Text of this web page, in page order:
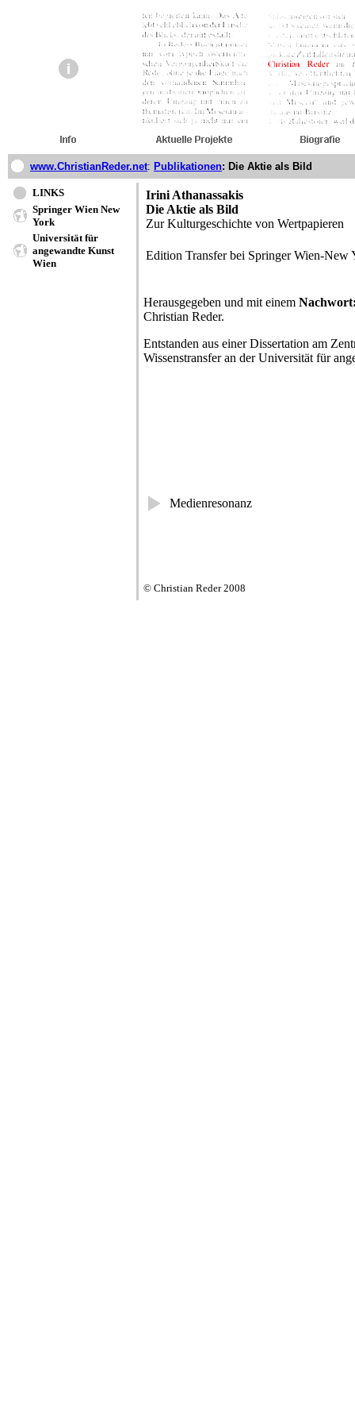
www.ChristianReder.net: Publikationen: Die Aktie als Bild
LINKS
Springer Wien New
York
Universität für
angewandte Kunst
Wien
Irini Athanassakis
Die Aktie als Bild
Zur Kulturgeschichte von Wertpapieren
Edition Transfer bei Springer Wien-New
Herausgegeben und mit einem
Christian Reder.
Entstanden aus einer Dissertation am
Wissenstransfer an der Universität für
Medienresonanz
© Christian Reder 2008